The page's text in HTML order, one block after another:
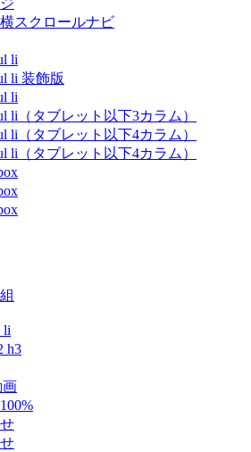
スクロールナビ
li
li 装飾版
li
li（タブレット以下3カラム）
li（タブレット以下4カラム）
li（タブレット以下4カラム）
li
h3
画